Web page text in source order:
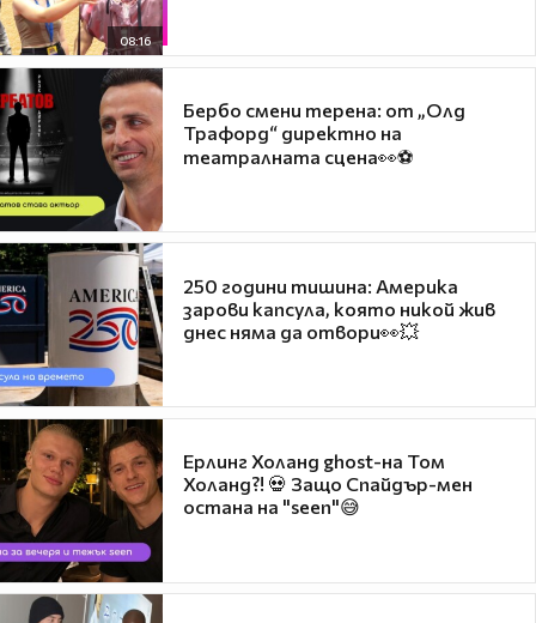
08:16
Бербо смени терена: от „Олд
Трафорд“ директно на
театралната сцена👀⚽
250 години тишина: Америка
зарови капсула, която никой жив
днес няма да отвори👀💥
Ерлинг Холанд ghost-на Том
Холанд?! 💀 Защо Спайдър-мен
остана на "seen"😅